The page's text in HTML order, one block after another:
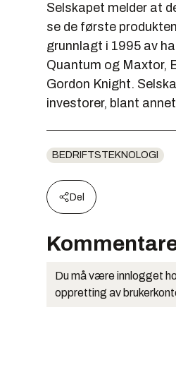
Selskapet melder at
se de første
grunnlagt i 1995 av
Quantum og Maxtor,
Gordon Knight.
investorer, blant
BEDRIFTSTEKNOLOGI
Del
Du må være innlogget
oppretting av